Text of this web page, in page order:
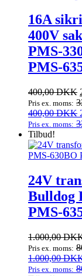
16A
400V
400,00DKK
Pris ex. moms:
400,00DKK
Pris ex. moms:
Tilbud!
24V
Bulldog
1.000,00
Pris ex. moms:
1.000,00
Pris ex. moms: